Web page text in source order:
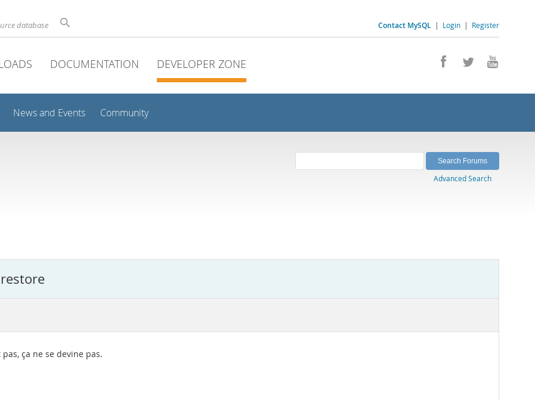
Contact MySQL | Login | Register
database
DOCUMENTATION DEVELOPER ZONE
News and Events Community
Advanced Search
ça ne se devine pas.